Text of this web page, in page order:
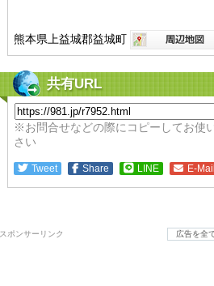
熊本県上益城郡益城町
共有URL
※お問合せなどの際にコピーしてお使
さい
Tweet Share LINE E-
スポンサーリンク 広告を全